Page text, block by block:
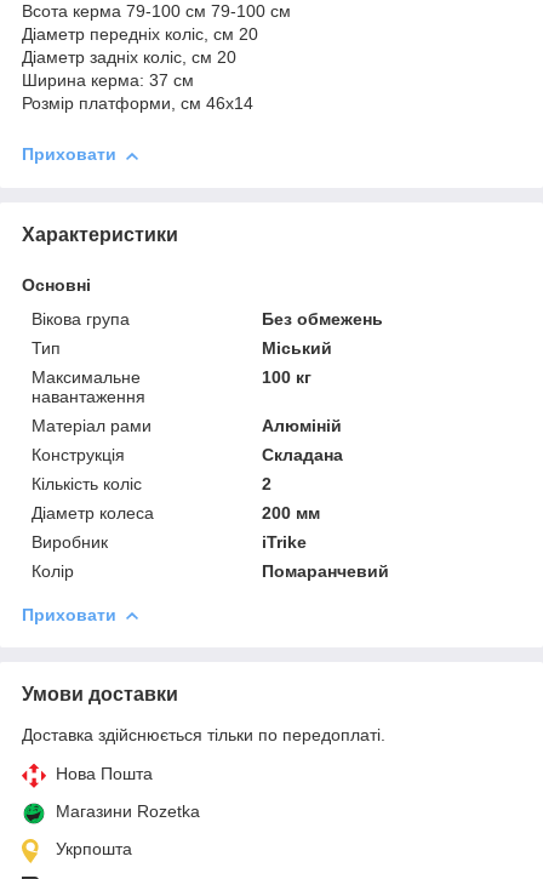
Всота керма 79-100 см 79-100 см
Діаметр передніх коліс, см 20
Діаметр задніх коліс, см 20
Ширина керма: 37 см
Розмір платформи, см 46х14
Приховати
Характеристики
Основні
Вікова група
Без обмежень
Тип
Міський
Максимальне
навантаження
100 кг
Матеріал рами
Алюміній
Конструкція
Складана
Кількість коліс
2
Діаметр колеса
200 мм
Виробник
iTrike
Колір
Помаранчевий
Приховати
Умови доставки
Доставка здійснюється тільки по передоплаті.
Нова Пошта
Магазини Rozetka
Укрпошта